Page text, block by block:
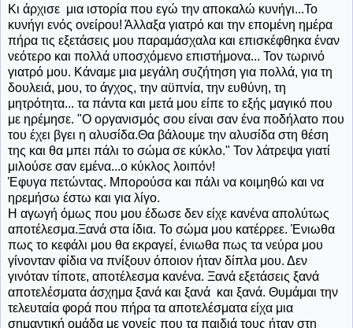
Κι άρχισε μια ιστορία που εγώ την αποκαλώ κυνήγι...Το
κυνήγι ενός ονείρου! Άλλαξα γιατρό και την επομένη ημέρα
πήρα τις εξετάσεις μου παραμάσχαλα και επισκέφθηκα έναν
νεότερο και πολλά υποσχόμενο επιστήμονα... Τον τωρινό
γιατρό μου. Κάναμε μια μεγάλη συζήτηση για πολλά, για τη
δουλειά, μου, το άγχος, την αϋπνία, την ευθύνη, τη
μητρότητα... τα πάντα και μετά μου είπε το εξής μαγικό που
με ηρέμησε. "Ο οργανισμός σου είναι σαν ένα ποδήλατο που
του έχει βγει η αλυσίδα.Θα βάλουμε την αλυσίδα στη θέση
της και θα μπει πάλι το σώμα σε κύκλο." Τον λάτρεψα γιατί
μιλούσε σαν εμένα...ο κύκλος λοιπόν!
Έφυγα πετώντας. Μπορούσα και πάλι να κοιμηθώ και να
ηρεμήσω έστω και για λίγο.
Η αγωγή όμως που μου έδωσε δεν είχε κανένα απολύτως
αποτέλεσμα.Ξανά στα ίδια. Το σώμα μου κατέρρεε. Ένιωθα
πως το κεφάλι μου θα εκραγεί, ένιωθα πως τα νεύρα μου
γίνονταν φίδια να πνίξουν όποιον ήταν δίπλα μου. Δεν
γινόταν τίποτε, αποτέλεσμα κανένα. Ξανά εξετάσεις ξανά
αποτελέσματα άσχημα ξανά και ξανά και ξανά. Θυμάμαι την
τελευταία φορά που πήρα τα αποτελέσματα είχα μια
σημαντική ομάδα με γονείς που τα παιδιά τους ήταν στη